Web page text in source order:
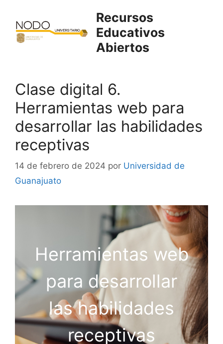
contenido
Recursos
Educativos
Abiertos
Clase digital 6.
Herramientas web para
desarrollar las habilidades
receptivas
14 de febrero de 2024 por Universidad de
Guanajuato
Herramientas web
para desarrollar
las habilidades
receptivas